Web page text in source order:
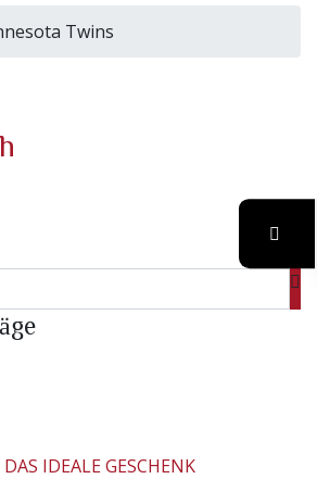
Twins
IDEALE GESCHENK